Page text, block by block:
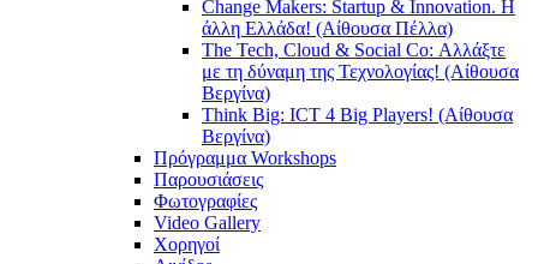
Change Makers: Startup & Innovation. Η
άλλη Ελλάδα! (Αίθουσα Πέλλα)
The Tech, Cloud & Social Co: Αλλάξτε
με τη δύναμη της Τεχνολογίας! (Αίθουσα
Βεργίνα)
Think Big: ICT 4 Big Players! (Αίθουσα
Βεργίνα)
Πρόγραμμα Workshops
Παρουσιάσεις
Φωτογραφίες
Video Gallery
Χορηγοί